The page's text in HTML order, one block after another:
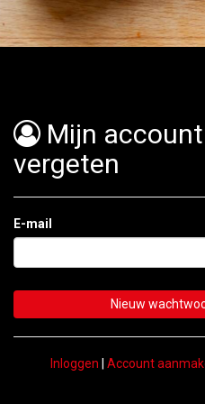
Mijn
vergeten
E-mail
Nieuw
Inloggen Account